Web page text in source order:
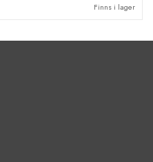
Finns i lager